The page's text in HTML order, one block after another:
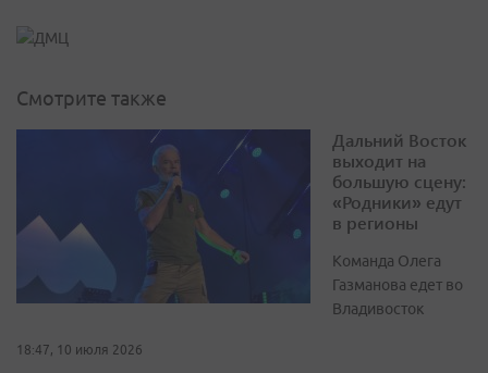
Смотрите также
Дальний Восток
выходит на
большую сцену:
«Родники» едут
в регионы
Команда Олега
Газманова едет во
Владивосток
18:47, 10 июля 2026